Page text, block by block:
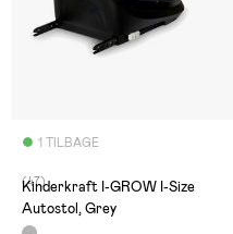
1 TILBAGE
(47)
Kinderkraft I-GROW I-Size
Autostol, Grey